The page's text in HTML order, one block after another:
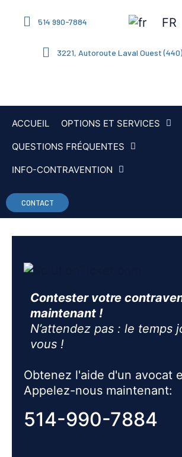
514 990-7884 FR
3221, Autoroute Laval Ouest
ACCUEIL OPTIONS ET SERVICES
QUESTIONS FRÉQUENTES
INFO-CONTRAVENTION
CONTACT
Contester votre
maintenant !
N’attendez pas : le temps
vous !
Obtenez l'aide d'un avocat
Appelez-nous maintenant:
514-990-7884